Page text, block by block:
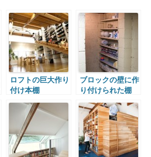
ロフトの巨大作り
付け本棚
ブロックの壁に作
り付けられた棚